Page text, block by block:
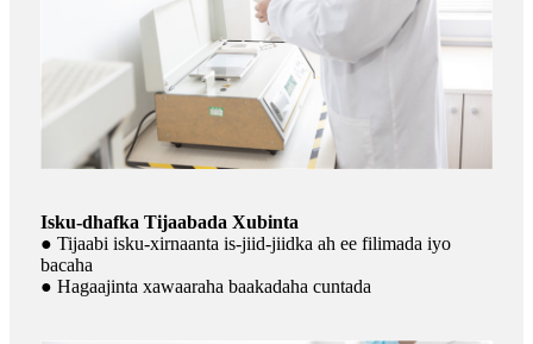
Isku-dhafka Tijaabada Xubinta
● Tijaabi isku-xirnaanta is-jiid-jiidka ah ee filimada iyo
bacaha
● Hagaajinta xawaaraha baakadaha cuntada